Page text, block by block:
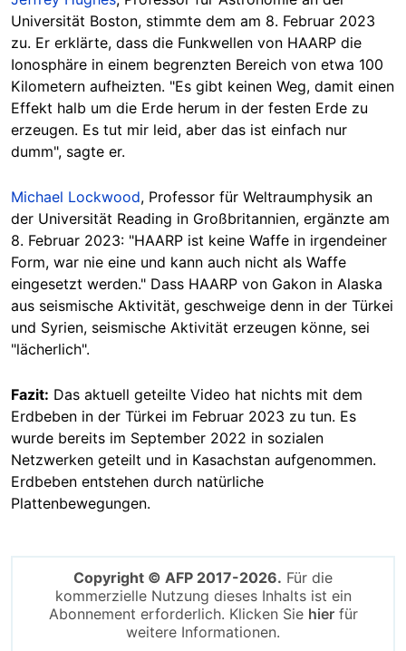
Universität Boston, stimmte dem am 8. Februar 2023
zu. Er erklärte, dass die Funkwellen von HAARP die
Ionosphäre in einem begrenzten Bereich von etwa 100
Kilometern aufheizten. "Es gibt keinen Weg, damit einen
Effekt halb um die Erde herum in der festen Erde zu
erzeugen. Es tut mir leid, aber das ist einfach nur
dumm", sagte er.
Michael Lockwood, Professor für Weltraumphysik an
der Universität Reading in Großbritannien, ergänzte am
8. Februar 2023: "HAARP ist keine Waffe in irgendeiner
Form, war nie eine und kann auch nicht als Waffe
eingesetzt werden." Dass HAARP von Gakon in Alaska
aus seismische Aktivität, geschweige denn in der Türkei
und Syrien, seismische Aktivität erzeugen könne, sei
"lächerlich".
Fazit: Das aktuell geteilte Video hat nichts mit dem
Erdbeben in der Türkei im Februar 2023 zu tun. Es
wurde bereits im September 2022 in sozialen
Netzwerken geteilt und in Kasachstan aufgenommen.
Erdbeben entstehen durch natürliche
Plattenbewegungen.
Copyright © AFP 2017-2026. Für die
kommerzielle Nutzung dieses Inhalts ist ein
Abonnement erforderlich. Klicken Sie hierfür
weitere Informationen.